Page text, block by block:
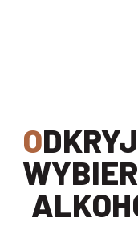
ODKRYJ SWÓJ SMAK I